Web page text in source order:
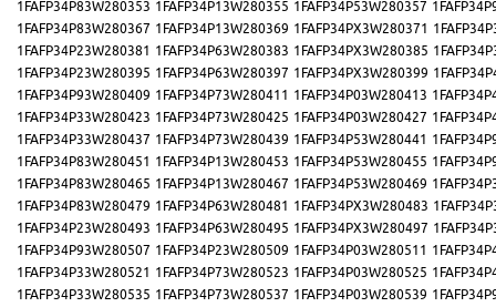
1FAFP34P83W280353 1FAFP34P13W280355 1FAFP34P53W280357
1FAFP34P83W280367 1FAFP34P13W280369 1FAFP34PX3W280371
1FAFP34P23W280381 1FAFP34P63W280383 1FAFP34PX3W280385
1FAFP34P23W280395 1FAFP34P63W280397 1FAFP34PX3W280399
1FAFP34P93W280409 1FAFP34P73W280411 1FAFP34P03W280413
1FAFP34P33W280423 1FAFP34P73W280425 1FAFP34P03W280427
1FAFP34P33W280437 1FAFP34P73W280439 1FAFP34P53W280441
1FAFP34P83W280451 1FAFP34P13W280453 1FAFP34P53W280455
1FAFP34P83W280465 1FAFP34P13W280467 1FAFP34P53W280469
1FAFP34P83W280479 1FAFP34P63W280481 1FAFP34PX3W280483
1FAFP34P23W280493 1FAFP34P63W280495 1FAFP34PX3W280497
1FAFP34P93W280507 1FAFP34P23W280509 1FAFP34P03W280511
1FAFP34P33W280521 1FAFP34P73W280523 1FAFP34P03W280525
1FAFP34P33W280535 1FAFP34P73W280537 1FAFP34P03W280539